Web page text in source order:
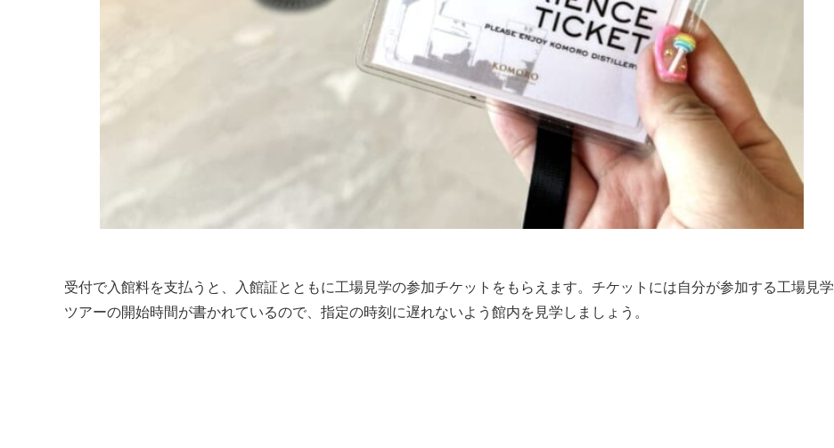
受付で入館料を支払うと、入館証とともに工場見学の参加チケットをもらえます。チケットには自分が参加する工場見学
ツアーの開始時間が書かれているので、指定の時刻に遅れないよう館内を見学しましょう。